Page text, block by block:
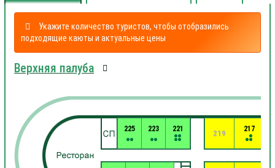
Укажите количество туристов, чтобы отобразились
подходящие каюты и актуальные цены
Верхняя палуба
217
219
221
223
225